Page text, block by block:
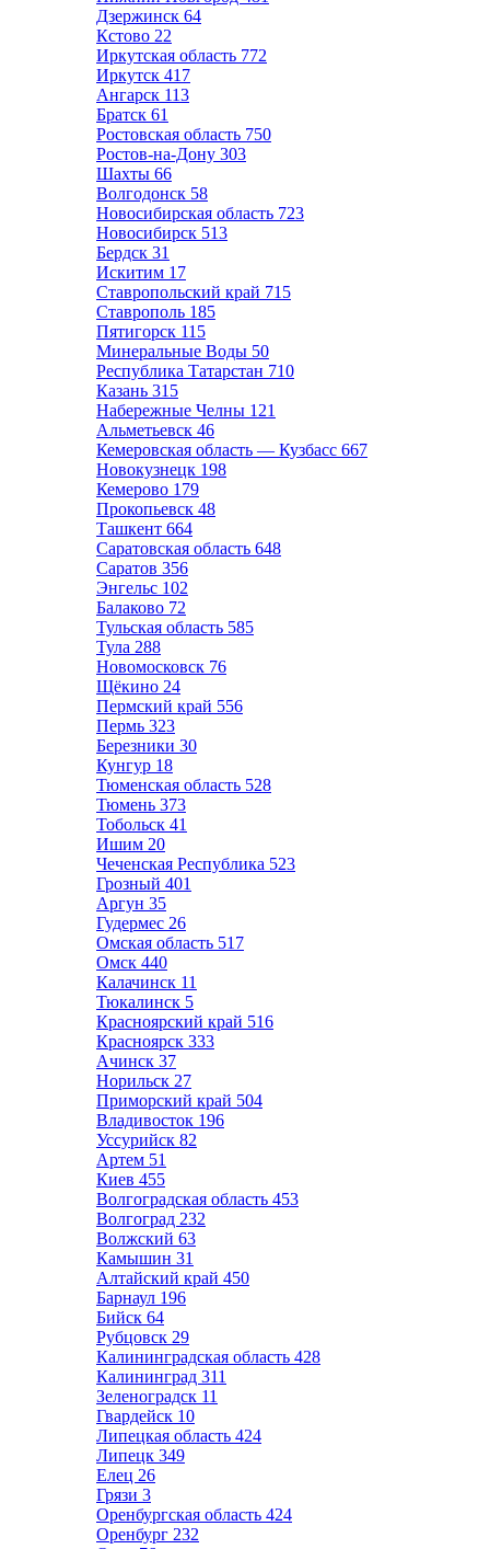
Дзержинск 64
Кстово 22
Иркутская область 772
Иркутск 417
Ангарск 113
Братск 61
Ростовская область 750
Ростов-на-Дону 303
Шахты 66
Волгодонск 58
Новосибирская область 723
Новосибирск 513
Бердск 31
Искитим 17
Ставропольский край 715
Ставрополь 185
Пятигорск 115
Минеральные Воды 50
Республика Татарстан 710
Казань 315
Набережные Челны 121
Альметьевск 46
Кемеровская область — Кузбасс 667
Новокузнецк 198
Кемерово 179
Прокопьевск 48
Ташкент 664
Саратовская область 648
Саратов 356
Энгельс 102
Балаково 72
Тульская область 585
Тула 288
Новомосковск 76
Щёкино 24
Пермский край 556
Пермь 323
Березники 30
Кунгур 18
Тюменская область 528
Тюмень 373
Тобольск 41
Ишим 20
Чеченская Республика 523
Грозный 401
Аргун 35
Гудермес 26
Омская область 517
Омск 440
Калачинск 11
Тюкалинск 5
Красноярский край 516
Красноярск 333
Ачинск 37
Норильск 27
Приморский край 504
Владивосток 196
Уссурийск 82
Артем 51
Киев 455
Волгоградская область 453
Волгоград 232
Волжский 63
Камышин 31
Алтайский край 450
Барнаул 196
Бийск 64
Рубцовск 29
Калининградская область 428
Калининград 311
Зеленоградск 11
Гвардейск 10
Липецкая область 424
Липецк 349
Елец 26
Грязи 3
Оренбургская область 424
Оренбург 232